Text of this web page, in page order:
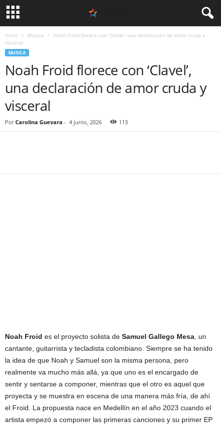
Inicio Musica
Noah Froid florece con ‘Clavel’, una declaración de amor cruda y
visceral
MUSICA
Noah Froid florece con ‘Clavel’,
una declaración de amor cruda y
visceral
Por Carolina Guevara - 4 junio, 2026 113
Noah Froid es el proyecto solista de Samuel Gallego Mesa, un
cantante, guitarrista y tecladista colombiano. Siempre se ha tenido
la idea de que Noah y Samuel son la misma persona, pero
realmente va mucho más allá, ya que uno es el encargado de
sentir y sentarse a componer, mientras que el otro es aquel que
proyecta y se muestra en escena de una manera más fría, de ahí
el Froid. La propuesta nace en Medellín en el año 2023 cuando el
artista empezó a componer las primeras canciones y su primer EP